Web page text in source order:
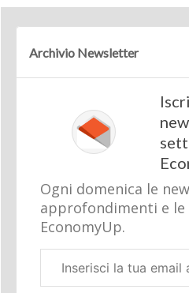
Archivio Newsletter
Ogni domenica le
approfondimenti e
EconomyUp.
aziendale